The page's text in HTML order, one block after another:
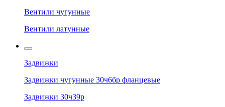
Вентили чугунные
Вентили латунные
Задвижки
Задвижки чугунные 30ч6бр фланцевые
Задвижки 30ч39р